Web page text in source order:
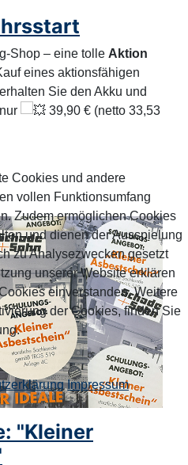
Shop – eine tolle Aktion
eines aktionsfähigen
Sie den Akku und
39,90 € (netto 33,53
"Kleiner
Cookies und andere
vollen Funktionsumfang
Zudem ermöglichen Cookies
und dienen der Ausspielung
zu Analysezwecken gesetzt
unserer Website erklären
einverstanden. Weitere
der Cookies, finden Sie
Impressum